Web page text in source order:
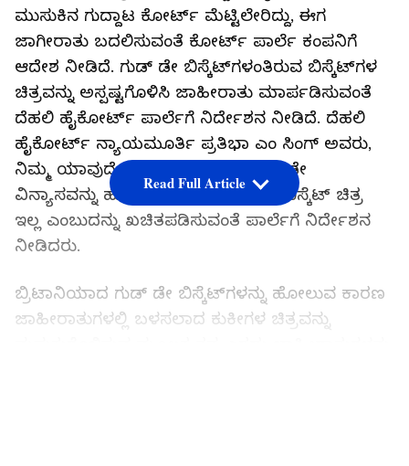
ಮುಸುಕಿನ ಗುದ್ದಾಟ ಕೋರ್ಟ್‌ ಮೆಟ್ಟಿಲೇರಿದ್ದು, ಈಗ
ಜಾಗೀರಾತು ಬದಲಿಸುವಂತೆ ಕೋರ್ಟ್‌ ಪಾರ್ಲೆ ಕಂಪನಿಗೆ
ಆದೇಶ ನೀಡಿದೆ. ಗುಡ್ ಡೇ ಬಿಸ್ಕೆಟ್‌ಗಳಂತಿರುವ ಬಿಸ್ಕೆಟ್‌ಗಳ
ಚಿತ್ರವನ್ನು ಅಸ್ಪಷ್ಟಗೊಳಿಸಿ ಜಾಹೀರಾತು ಮಾರ್ಪಡಿಸುವಂತೆ
ದೆಹಲಿ ಹೈಕೋರ್ಟ್ ಪಾರ್ಲೆಗೆ ನಿರ್ದೇಶನ ನೀಡಿದೆ. ದೆಹಲಿ
ಹೈಕೋರ್ಟ್‌ ನ್ಯಾಯಮೂರ್ತಿ ಪ್ರತಿಭಾ ಎಂ ಸಿಂಗ್ ಅವರು,
ನಿಮ್ಮ ಯಾವುದೇ ಜಾಹೀರಾತುಗಳಲ್ಲಿ ಗುಡ್ ಡೇ
ವಿನ್ಯಾಸವನ್ನು ಹೋಲುವ ಯಾವುದೇ ಕುಕೀ ಬಿಸ್ಕೆಟ್‌ ಚಿತ್ರ
ಇಲ್ಲ ಎಂಬುದನ್ನು ಖಚಿತಪಡಿಸುವಂತೆ ಪಾರ್ಲೆಗೆ ನಿರ್ದೇಶನ
ನೀಡಿದರು.
ಬ್ರಿಟಾನಿಯಾದ ಗುಡ್ ಡೇ ಬಿಸ್ಕೆಟ್‌ಗಳನ್ನು ಹೋಲುವ ಕಾರಣ
ಜಾಹೀರಾತುಗಳಲ್ಲಿ ಬಳಸಲಾದ ಕುಕೀಗಳ ಚಿತ್ರವನ್ನು
Read Full Article